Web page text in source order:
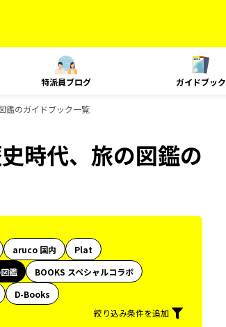
特派員ブログ ガイドブック
鑑のガイドブック一覧
時代、旅の図鑑の
aruco 国内
Plat
鑑
BOOKS スペシャルコラボ
D-Books
絞り込み条件を追加